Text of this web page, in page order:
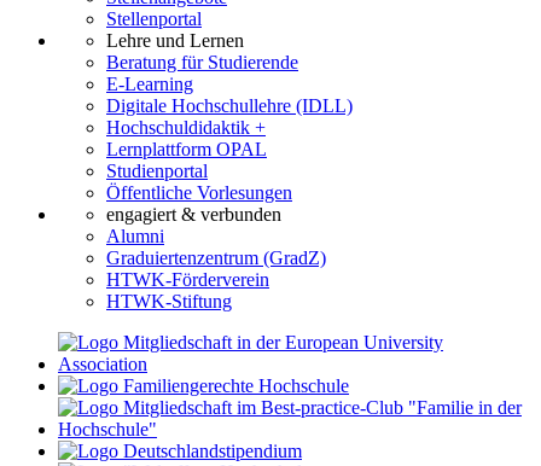
Stellenportal
Lehre und Lernen
Beratung für Studierende
E-Learning
Digitale Hochschullehre (IDLL)
Hochschuldidaktik +
Lernplattform OPAL
Studienportal
Öffentliche Vorlesungen
engagiert & verbunden
Alumni
Graduiertenzentrum (GradZ)
HTWK-Förderverein
HTWK-Stiftung